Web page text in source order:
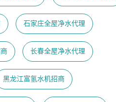
石家庄全屋净水代理
长春全屋净水代理
黑龙江富氢水机招商